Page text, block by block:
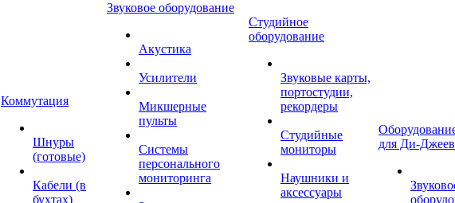
Коммутация
Шнуры
(готовые)
Кабели (в
бухтах)
Звуковое оборудование
Акустика
Усилители
Микшерные
пульты
Системы
персонального
мониторинга
Студийное
оборудование
Звуковые карты,
портостудии,
рекордеры
Студийные
мониторы
Наушники и
аксессуары
для Ди-Джеев